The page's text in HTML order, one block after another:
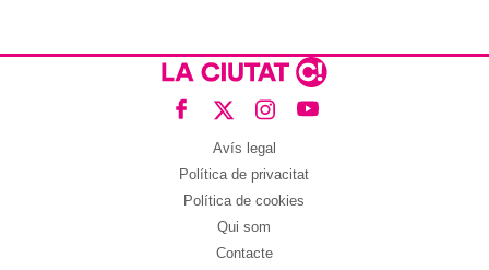
Avís legal
Política de privacitat
Política de cookies
Qui som
Contacte